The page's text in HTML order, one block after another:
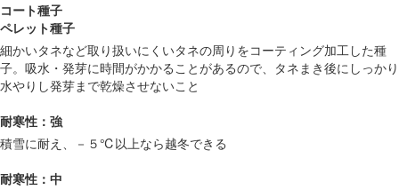
コート種子
ペレット種子
細かいタネなど取り扱いにくいタネの周りをコーティング加工した種
子。吸水・発芽に時間がかかることがあるので、タネまき後にしっかり
水やりし発芽まで乾燥させないこと
耐寒性：強
積雪に耐え、－５℃以上なら越冬できる
耐寒性：中